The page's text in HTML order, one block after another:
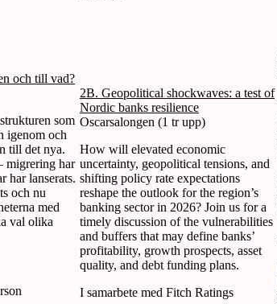
och till vad?
som
igenom och
till det nya.
migrering har
har lanserats.
och nu
med
val olika
2B. Geopolitical shockwaves: a test of
Nordic banks resilience
Oscarsalongen (1 tr upp)
How will elevated economic
uncertainty, geopolitical tensions, and
shifting policy rate expectations
reshape the outlook for the region’s
banking sector in 2026? Join us for a
timely discussion of the vulnerabilities
and buffers that may define banks’
profitability, growth prospects, asset
quality, and debt funding plans.
I samarbete med Fitch Ratings